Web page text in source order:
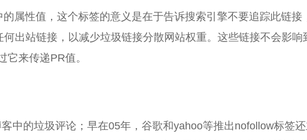
属性值，这个标签的意义是在于告诉搜索引擎不要追踪此链接
出站链接，以减少垃圾链接分散网站权重。这些链接不会影响
它来传递PR值。
中的垃圾评论；早在05年，谷歌和yahoo等推出nofollow标签